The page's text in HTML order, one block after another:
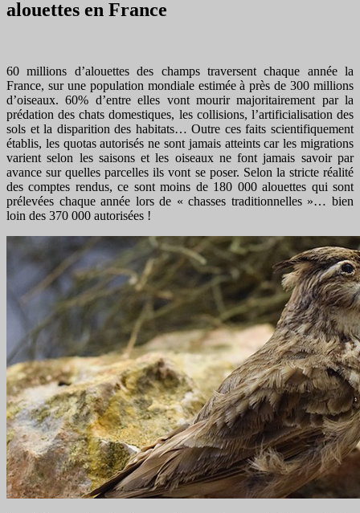
alouettes en France
60 millions d’alouettes des champs traversent chaque année la
France, sur une population mondiale estimée à près de 300 millions
d’oiseaux. 60% d’entre elles vont mourir majoritairement par la
prédation des chats domestiques, les collisions, l’artificialisation des
sols et la disparition des habitats… Outre ces faits scientifiquement
établis, les quotas autorisés ne sont jamais atteints car les migrations
varient selon les saisons et les oiseaux ne font jamais savoir par
avance sur quelles parcelles ils vont se poser. Selon la stricte réalité
des comptes rendus, ce sont moins de 180 000 alouettes qui sont
prélevées chaque année lors de « chasses traditionnelles »… bien
loin des 370 000 autorisées !